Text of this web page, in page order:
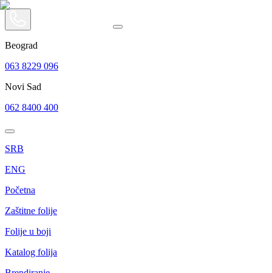
Beograd
063 8229 096
Novi Sad
062 8400 400
SRB
ENG
Početna
Zaštitne folije
Folije u boji
Katalog folija